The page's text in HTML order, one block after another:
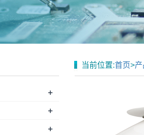
当前位置:首页>产
+
+
+